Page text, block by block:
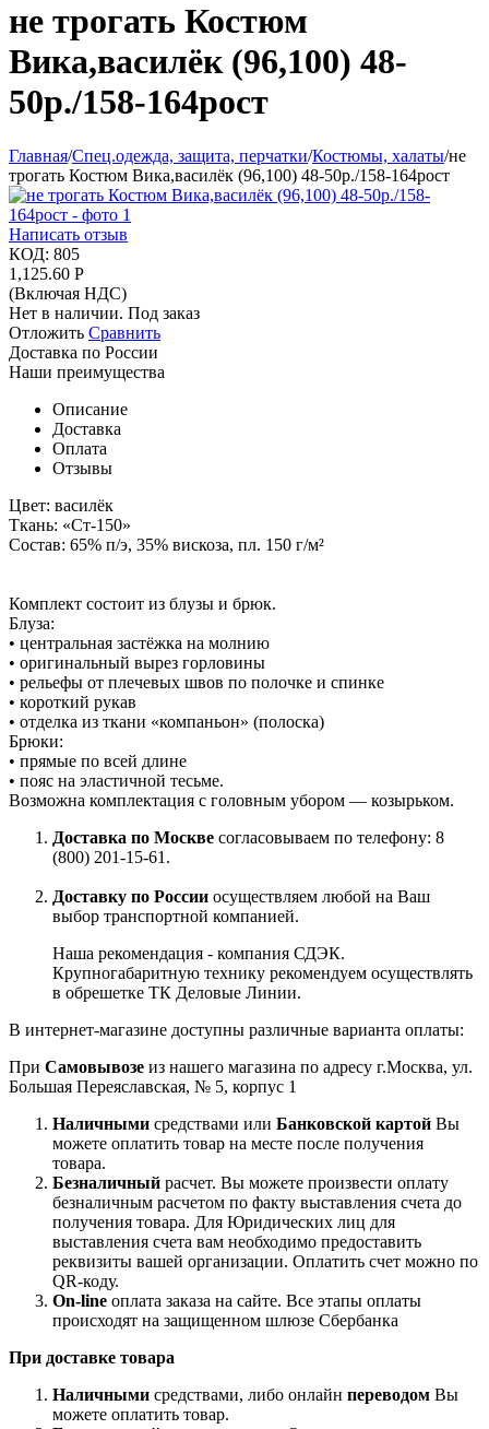
не трогать Костюм
Вика,василёк (96,100) 48-
50р./158-164рост
Главная/Спец.одежда, защита, перчатки/Костюмы, халаты/не
трогать Костюм Вика,василёк (96,100) 48-50р./158-164рост
Написать отзыв
КОД: 805
1,125.60 Р
(Включая НДС)
Нет в наличии. Под заказ
Отложить Сравнить
Доставка по России
Наши преимущества
Описание
Доставка
Оплата
Отзывы
Цвет: василёк
Ткань: «Ст-150»
Состав: 65% п/э, 35% вискоза, пл. 150 г/м²
Комплект состоит из блузы и брюк.
Блуза:
• центральная застёжка на молнию
• оригинальный вырез горловины
• рельефы от плечевых швов по полочке и спинке
• короткий рукав
• отделка из ткани «компаньон» (полоска)
Брюки:
• прямые по всей длине
• пояс на эластичной тесьме.
Возможна комплектация с головным убором — козырьком.
Доставка по Москве согласовываем по телефону: 8
(800) 201-15-61.
Доставку по России осуществляем любой на Ваш
выбор транспортной компанией.
Наша рекомендация - компания СДЭК.
Крупногабаритную технику рекомендуем осуществлять
в обрешетке ТК Деловые Линии.
В интернет-магазине доступны различные варианта оплаты:
При Самовывозе из нашего магазина по адресу г.Москва, ул.
Большая Переяславская, № 5, корпус 1
Наличными средствами или Банковской картой Вы
можете оплатить товар на месте после получения
товара.
Безналичный расчет. Вы можете произвести оплату
безналичным расчетом по факту выставления счета до
получения товара. Для Юридических лиц для
выставления счета вам необходимо предоставить
реквизиты вашей организации. Оплатить счет можно по
QR-коду.
On-line оплата заказа на сайте. Все этапы оплаты
происходят на защищенном шлюзе Сбербанка
При доставке товара
Наличными средствами, либо онлайн переводом Вы
можете оплатить товар.